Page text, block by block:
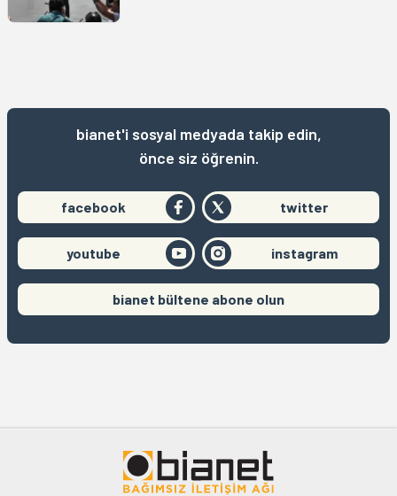
bianet'i sosyal medyada takip edin,
önce siz öğrenin.
facebook twitter
youtube instagram
bianet bültene abone olun